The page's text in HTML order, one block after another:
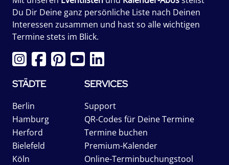
Du Dir Deine ganz persönliche Liste nach Deinen
Interessen zusammen und hast so alle wichtigen
Termine stets im Blick.
STÄDTE
Berlin
Hamburg
Herford
Bielefeld
Köln
SERVICES
Support
QR-Codes für Deine Termine
Termine buchen
Premium-Kalender
Online-Terminbuchungstool